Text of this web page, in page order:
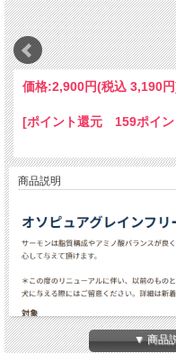
価格:2,900円(税込 3,190
[ポイント還元 159ポイン
商品説明
▼ 商品